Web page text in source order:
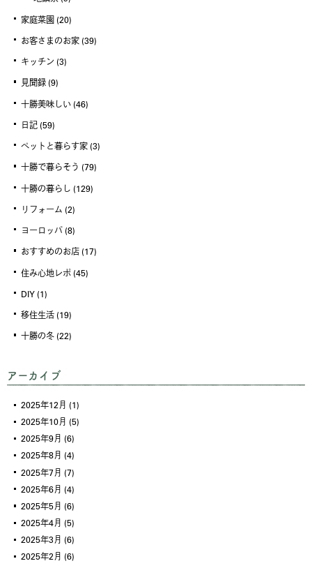
家庭菜園 (20)
お客さまのお家 (39)
キッチン (3)
見聞録 (9)
十勝美味しい (46)
日記 (59)
ペットと暮らす家 (3)
十勝で暮らそう (79)
十勝の暮らし (129)
リフォーム (2)
ヨーロッパ (8)
おすすめのお店 (17)
住み心地レポ (45)
DIY (1)
移住生活 (19)
十勝の冬 (22)
アーカイブ
2025年12月 (1)
2025年10月 (5)
2025年9月 (6)
2025年8月 (4)
2025年7月 (7)
2025年6月 (4)
2025年5月 (6)
2025年4月 (5)
2025年3月 (6)
2025年2月 (6)